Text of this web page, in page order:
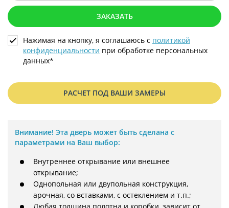
ЗАКАЗАТЬ
Нажимая на кнопку, я соглашаюсь с политикой
конфиденциальности при обработке персональных
данных*
РАСЧЕТ ПОД ВАШИ ЗАМЕРЫ
Внимание! Эта дверь может быть сделана с
параметрами на Ваш выбор:
Внутреннее открывание или внешнее
открывание;
Однопольная или двупольная конструкция,
арочная, со вставками, с остеклением и т.п.;